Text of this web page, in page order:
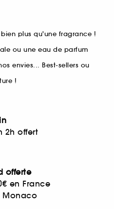
plus qu'une fragrance !
ou une eau de parfum
envies... Best-sellers ou
!
2h offert
offerte
en France
Monaco